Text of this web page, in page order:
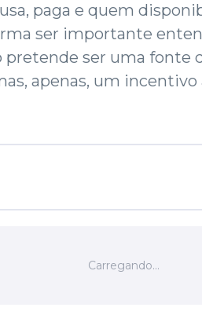
paga e quem
ser importante
ser uma fonte
apenas, um incentivo